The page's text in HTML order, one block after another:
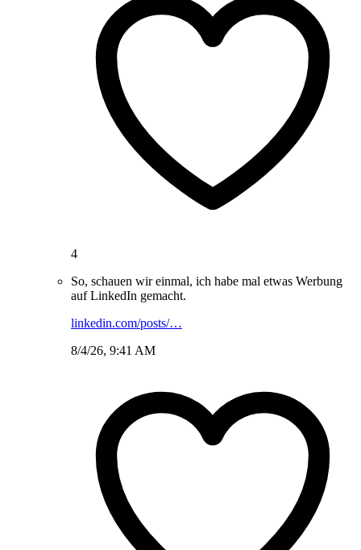
4
So, schauen wir einmal, ich habe mal etwas Werbung
auf LinkedIn gemacht.
linkedin.com/posts/…
8/4/26, 9:41 AM